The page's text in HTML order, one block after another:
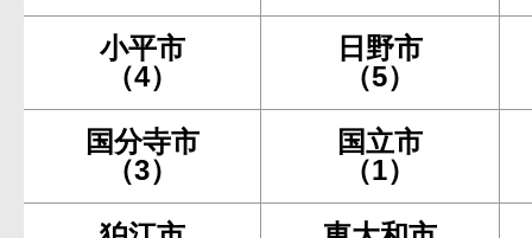
小平市
（4）
日野市
（5）
国分寺市
（3）
国立市
（1）